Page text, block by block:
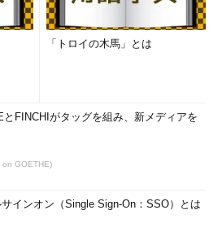
「トロイの木馬」とは
とFINCHIがタッグを組み、新メディアを
on GOETHE)
インオン（Single Sign-On：SSO）とは